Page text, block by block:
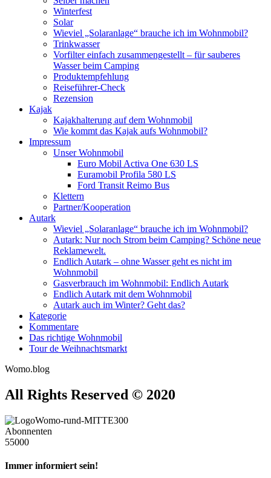
Winterfest
Solar
Wieviel „Solaranlage“ brauche ich im Wohnmobil?
Trinkwasser
Vorfilter einfach zusammengestellt – für sauberes
Wasser beim Camping
Produktempfehlung
Reiseführer-Check
Rezension
Kajak
Kajakhalterung auf dem Wohnmobil
Wie kommt das Kajak aufs Wohnmobil?
Impressum
Unser Wohnmobil
Euro Mobil Activa One 630 LS
Euramobil Profila 580 LS
Ford Transit Reimo Bus
Klettern
Partner/Kooperation
Autark
Wieviel „Solaranlage“ brauche ich im Wohnmobil?
Autark: Nur noch Strom beim Camping? Schöne neue
Reklamewelt.
Endlich Autark – ohne Wasser geht es nicht im
Wohnmobil
Gasverbrauch im Wohnmobil: Endlich Autark
Endlich Autark mit dem Wohnmobil
Autark auch im Winter? Geht das?
Kategorie
Kommentare
Das richtige Wohnmobil
Tour de Weihnachtsmarkt
Womo.blog
All Rights Reserved © 2020
Abonnenten
55000
Immer informiert sein!